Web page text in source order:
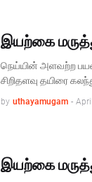
இயற்கை
நெய்யின் அளவற்ற
சிறிதளவு தயிரை
by uthayamugam -
இயற்கை